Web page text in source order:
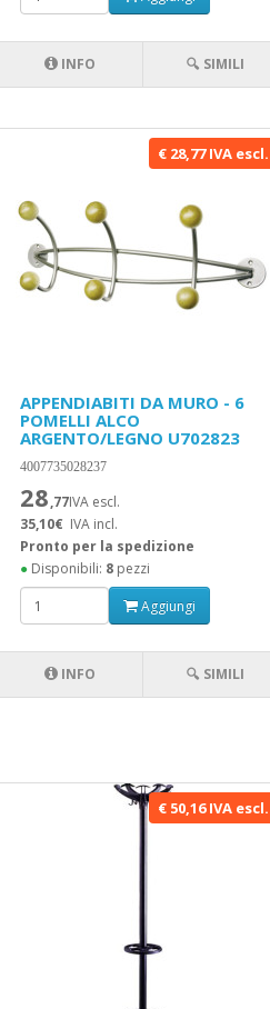
INFO 🔍 SIMILI
€ 28,77 IVA escl.
APPENDIABITI DA MURO - 6
POMELLI ALCO
ARGENTO/LEGNO U702823
4007735028237
28,77IVA escl.
35,10€ IVA incl.
Pronto per la spedizione
●Disponibili: 8pezzi
Aggiungi
INFO 🔍 SIMILI
€ 50,16 IVA escl.